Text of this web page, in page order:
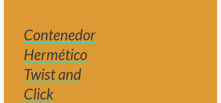
Contenedor
Hermético
Twist and
Click